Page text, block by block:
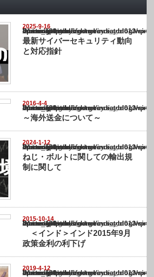
2025-9-16
Warning
: Undefined array key "show_category" in
/home/netst/kuno-cpa.co.jp/public_html/india_blog/wp-content/themes/
on line183
最新サイバーセキュリティ動向
と対応指針
2016-4-4
Warning
: Undefined array key "show_category" in
/home/netst/kuno-cpa.co.jp/public_html/india_blog/wp-content/themes/
on line183
～海外送金について～
2024-1-12
Warning
: Undefined array key "show_category" in
/home/netst/kuno-cpa.co.jp/public_html/india_blog/wp-content/themes/
on line183
ねじ・ボルトに関しての輸出規
制に関して
2015-10-14
Warning
: Undefined array key "show_category" in
/home/netst/kuno-cpa.co.jp/public_html/india_blog/wp-content/themes/
on line183
＜インド＞インド2015年9月
政策金利の利下げ
2019-4-12
Warning
: Undefined array key "show_category" in
/home/netst/kuno-cpa.co.jp/public_html/india_blog/wp-content/themes/
on line183